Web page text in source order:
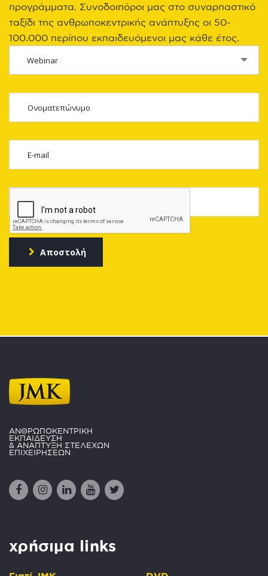
προγράμματα. Συνοδοιπόροι μας στο συναρπαστικό
ταξίδι της ανθρωποκεντρικής ανάπτυξης οι 50-
100.000 περίπου εκπαιδευόμενοι μας κάθε έτος.
Webinar
Αποστολή
ΑΝΘΡΩΠΟΚΕΝΤΡΙΚΗ
ΕΚΠΑΙΔΕΥΣΗ
& ΑΝΑΠΤΥΞΗ ΣΤΕΛΕΧΩΝ
ΕΠΙΧΕΙΡΗΣΕΩΝ
χρήσιμα links